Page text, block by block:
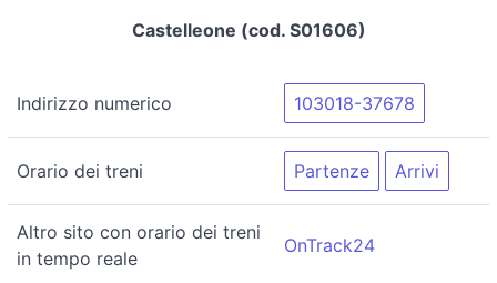
Castelleone (cod. S01606)
Indirizzo numerico 103018-37678
Orario dei treni Partenze Arrivi
Altro sito con orario dei treni
in tempo reale
OnTrack24